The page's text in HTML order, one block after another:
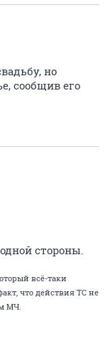
но
сообщив его
стороны.
всё-таки
что действия ТС не
МЧ.